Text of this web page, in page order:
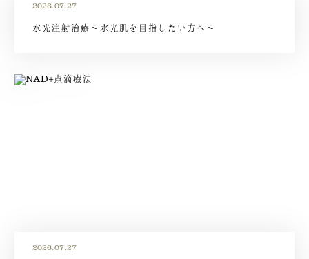
2026.07.27
水光注射治療～水光肌を目指したい方へ～
2026.07.27